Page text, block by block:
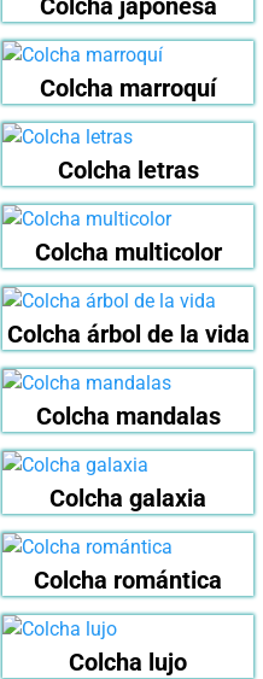
Colcha japonesa
Colcha marroquí
Colcha letras
Colcha multicolor
Colcha árbol de la vida
Colcha mandalas
Colcha galaxia
Colcha romántica
Colcha lujo